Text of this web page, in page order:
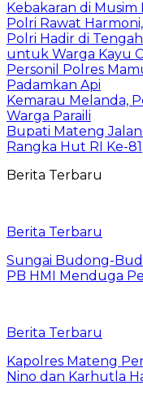
Kebakaran di Musim
Polri Rawat
Polri Hadir di
untuk Warga Kayu
Personil Polres
Padamkan Api
Kemarau Melanda,
Warga Paraili
Bupati Mateng Jalan
Rangka Hut RI Ke-81
Berita Terbaru
Berita Terbaru
Sungai Budong-
PB HMI Menduga
Berita Terbaru
Kapolres Mateng
Nino dan Karhutla